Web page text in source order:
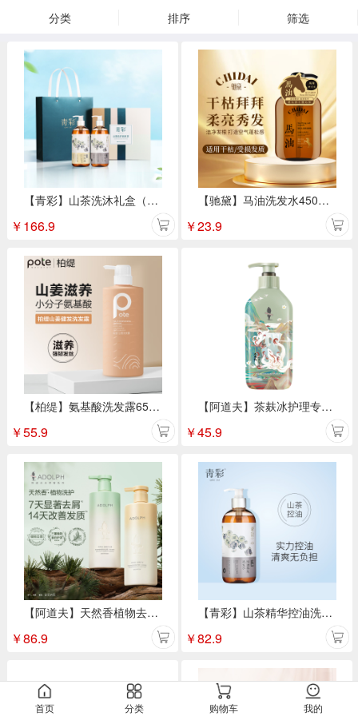
分类 排序 筛选
【青彩】山茶洗沐礼盒（洗发水500ml+沐浴露500ml）
￥166.9
【柏缇】氨基酸洗发露650ml
￥55.9
【阿道夫】天然香植物去屑洗护/洗沐套装
￥86.9
【驰黛】马油洗发水450ml（舒润柔顺型）
￥23.9
【阿道夫】茶麸冰护理专研无硅油洗发水(祛油止痒)350ml/瓶
￥45.9
【青彩】山茶精华控油洗发水500ml
￥82.9
首页 分类 购物车 我的